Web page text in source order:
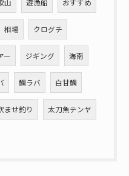
山 遊漁船 おすすめ
相場 クログチ
ー ジギング 海南
鯛ラバ 白甘鯛
ませ釣り 太刀魚テンヤ